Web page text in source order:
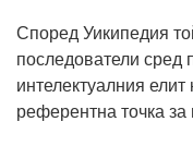
Според Уикипедия
последователи сред
интелектуалния
референтна точка